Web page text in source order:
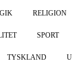
RELIGION
SPORT
TYSKLAND